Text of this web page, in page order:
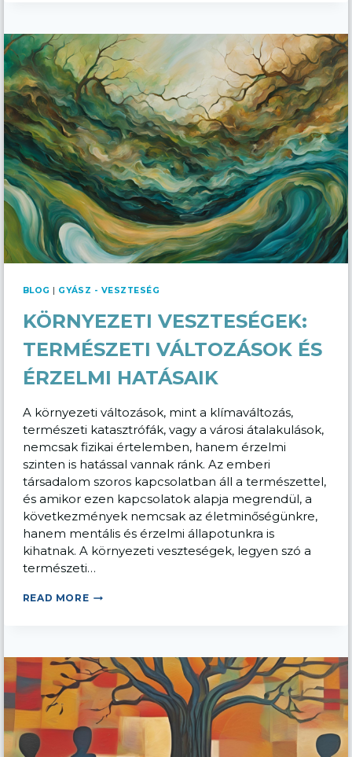
MEGINOG
BLOG | GYÁSZ - VESZTESÉG
KÖRNYEZETI VESZTESÉGEK:
TERMÉSZETI VÁLTOZÁSOK ÉS
ÉRZELMI HATÁSAIK
A környezeti változások, mint a klímaváltozás,
természeti katasztrófák, vagy a városi átalakulások,
nemcsak fizikai értelemben, hanem érzelmi
szinten is hatással vannak ránk. Az emberi
társadalom szoros kapcsolatban áll a természettel,
és amikor ezen kapcsolatok alapja megrendül, a
következmények nemcsak az életminőségünkre,
hanem mentális és érzelmi állapotunkra is
kihatnak. A környezeti veszteségek, legyen szó a
természeti…
READ MOREKÖRNYEZETI
ÉS
ÉRZELMI
HATÁSAIK